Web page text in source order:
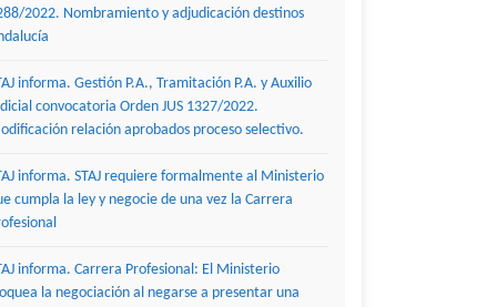
2022. Nombramiento y adjudicación destinos
informa. Gestión P.A., Tramitación P.A. y Auxilio
convocatoria Orden JUS 1327/2022.
relación aprobados proceso selectivo.
informa. STAJ requiere formalmente al Ministerio
cumpla la ley y negocie de una vez la Carrera
informa. Carrera Profesional: El Ministerio
la negociación al negarse a presentar una